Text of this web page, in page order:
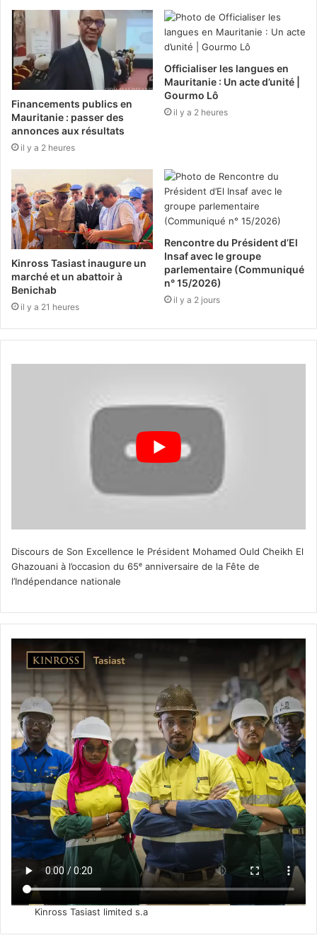
Financements publics en
Mauritanie : passer des
annonces aux résultats
il y a 2 heures
Officialiser les langues en
Mauritanie : Un acte d’unité |
Gourmo Lô
il y a 2 heures
Kinross Tasiast inaugure un
marché et un abattoir à
Benichab
il y a 21 heures
Rencontre du Président d’El
Insaf avec le groupe
parlementaire (Communiqué
n° 15/2026)
il y a 2 jours
Discours de Son Excellence le Président Mohamed Ould Cheikh El
Ghazouani à l’occasion du 65ᵉ anniversaire de la Fête de
l’Indépendance nationale
Kinross Tasiast limited s.a